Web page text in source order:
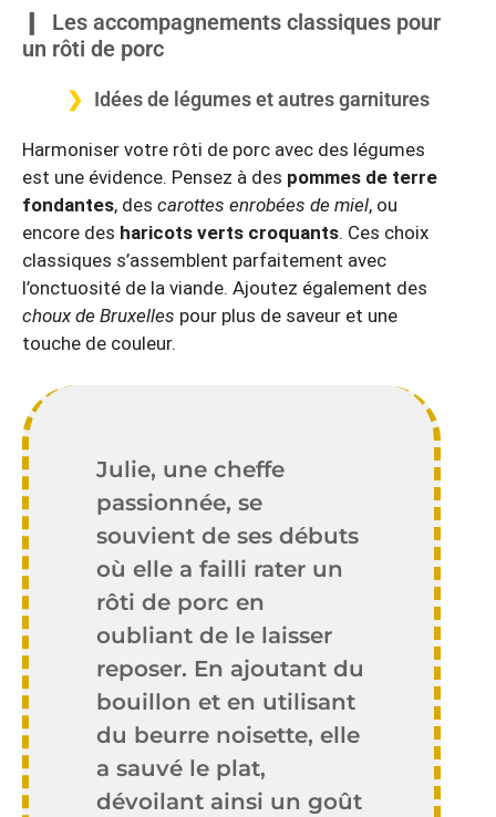
Les accompagnements classiques pour
un rôti de porc
Idées de légumes et autres garnitures
Harmoniser votre rôti de porc avec des légumes
est une évidence. Pensez à des pommes de terre
fondantes, des carottes enrobées de miel, ou
encore des haricots verts croquants. Ces choix
classiques s’assemblent parfaitement avec
l’onctuosité de la viande. Ajoutez également des
choux de Bruxelles pour plus de saveur et une
touche de couleur.
Julie, une cheffe
passionnée, se
souvient de ses débuts
où elle a failli rater un
rôti de porc en
oubliant de le laisser
reposer. En ajoutant du
bouillon et en utilisant
du beurre noisette, elle
a sauvé le plat,
dévoilant ainsi un goût